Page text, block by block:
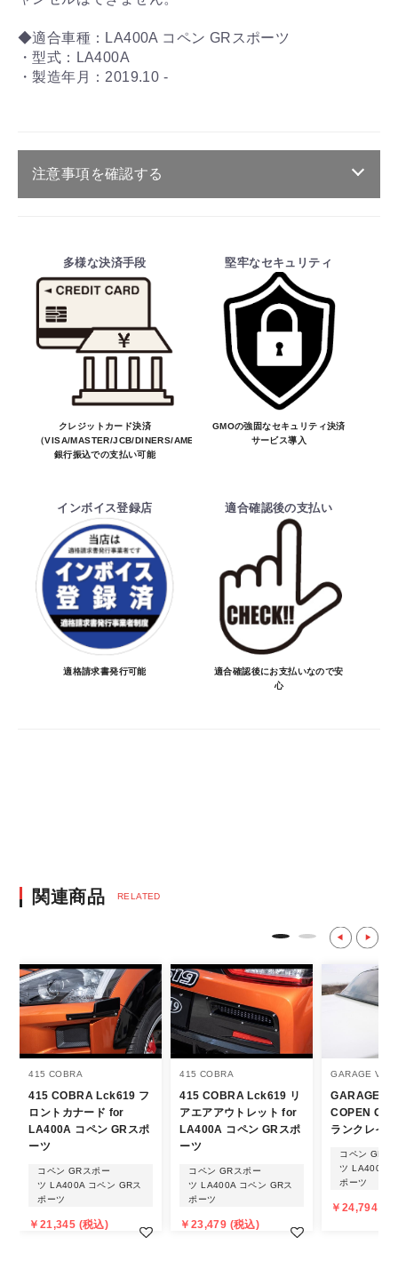
◆適合車種：LA400A コペン GRスポーツ
・型式：LA400A
・製造年月：2019.10 -
注意事項を確認する
・ご注文受付後、メーカーに適合確認を行
い、商品の価格・送料及び納期の正式なご連
絡をしてからの決済となっております。
そのため、ご注文後に適合確認を行い、適
合しない場合はキャンセル可能です。
※商品はメーカー品のため予告無く価格が
変わる場合があります。
※商品は予告無く生産及び販売不可となる
場合があります。
でお受けしておりません。
納期を知りたい場合は、一旦ご注文のお手
続きをお願い致します。
決済について
・ご注文後にメーカー確認を行い、商品が愛
車に合うことを確認してから決済となりま
決済後の正式注文後のキャンセルや変更につい
て
・決済後の正式注文後のキャンセルや変更は
不可となりますので、商品やカラー等、お間
違い無いようお願い致します。
※商品写真は実際の商品とカラーやイメー
ジが若干異なる場合もございます。
商品名や説明等でご確認ください。
発送について
・エアロパーツ・マフラー等の大型商品は、
個人宅への直送・営業所止めができないこと
があることはご了承ください。
また、小さな商品でも、メーカーによって
は個人宅直送・営業所止めが不可の場合がご
多様な決済手段
クレジットカード決済
（VISA/MASTER/JCB/DINERS/AMEX）、
銀行振込での支払い可能
堅牢なセキュリティ
GMOの強固なセキュリティ決済
サービス導入
インボイス登録店
適格請求書発行可能
適合確認後の支払い
適合確認後にお支払いなので安
心
関連商品 RELATED
415 COBRA
415 COBRA Lck619 フ
ロントカナード for
LA400A コペン GRスポ
ーツ
コペン GRスポー
ツ LA400A コペン GRス
ポーツ
￥21,345 (税込)
415 COBRA
415 COBRA Lck619 リ
アエアアウトレット for
LA400A コペン GRスポ
ーツ
コペン GRスポー
ツ LA400A コペン GRス
ポーツ
￥23,479 (税込)
GARAGE
GARAGE
COPEN GR
ランクレイ
コペン GRス
ツ LA400A
ポーツ
￥24,794 (税